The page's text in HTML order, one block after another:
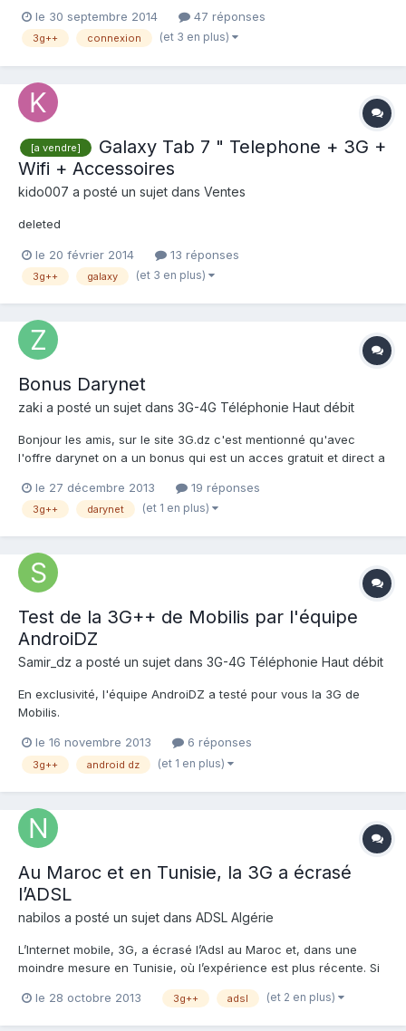
على http://www.3g.dz Chez Mobilis, les offres 3G sont à l’affiche!
Les pass de conne...
le 30 septembre 2014 47 réponses
3g++ connexion (et 3 en plus)
[a vendre]
Galaxy Tab 7 " Telephone + 3G +
Wifi + Accessoires
kido007 a posté un sujet dans Ventes
deleted
le 20 février 2014 13 réponses
3g++ galaxy (et 3 en plus)
Bonus Darynet
zaki a posté un sujet dans 3G-4G Téléphonie Haut débit
Bonjour les amis, sur le site 3G.dz c'est mentionné qu'avec
l'offre darynet on a un bonus qui est un acces gratuit et direct a
que je ne comprend pas, c'est que même en n'accédant qu'à
ces sites mon Volume se consomme. je veux savoir...
le 27 décembre 2013 19 réponses
3g++ darynet (et 1 en plus)
Test de la 3G++ de Mobilis par l'équipe
AndroiDZ
Samir_dz a posté un sujet dans 3G-4G Téléphonie Haut débit
En exclusivité, l'équipe AndroiDZ a testé pour vous la 3G de
Mobilis.
w le 16 novembre 2013 6 réponses
3g++ android dz (et 1 en plus)
Au Maroc et en Tunisie, la 3G a écrasé
l’ADSL
nabilos a posté un sujet dans ADSL Algérie
L’Internet mobile, 3G, a écrasé l’Adsl au Maroc et, dans une
moindre mesure en Tunisie, où l’expérience est plus récente. Si
l’apparition de nouveaux terminaux mobiles (smartphones et
le 28 octobre 2013 3g++ adsl (et 2 en plus)